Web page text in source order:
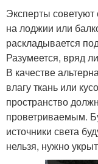
Эксперты
на лоджии или
раскладывается
Разумеется, вряд
В качестве
влагу ткань или
пространство
проветриваемым.
источники света
нельзя, нужно